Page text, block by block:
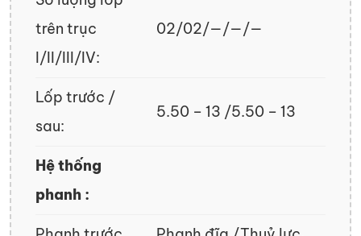
trên trục
I/II/III/IV:
02/02/—/—/—
Lốp trước /
sau:
5.50 – 13 /5.50 – 13
Hệ thống
phanh :